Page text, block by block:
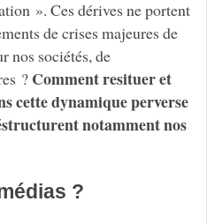
». Ces dérives ne portent
de crises majeures de
nos sociétés, de
? Comment resituer et
cette dynamique perverse
notamment nos
?